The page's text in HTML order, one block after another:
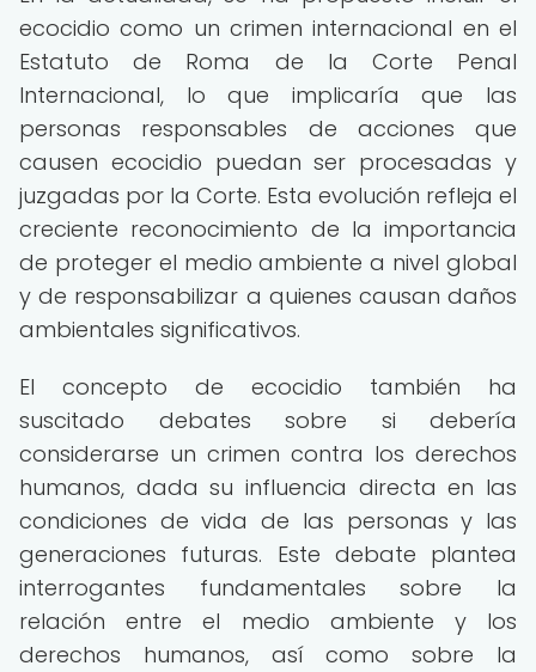
ecocidio como un crimen internacional en el
Estatuto de Roma de la Corte Penal
Internacional, lo que implicaría que las
personas responsables de acciones que
causen ecocidio puedan ser procesadas y
juzgadas por la Corte. Esta evolución refleja el
creciente reconocimiento de la importancia
de proteger el medio ambiente a nivel global
y de responsabilizar a quienes causan daños
ambientales significativos.
El concepto de ecocidio también ha
suscitado debates sobre si debería
considerarse un crimen contra los derechos
humanos, dada su influencia directa en las
condiciones de vida de las personas y las
generaciones futuras. Este debate plantea
interrogantes fundamentales sobre la
relación entre el medio ambiente y los
derechos humanos, así como sobre la